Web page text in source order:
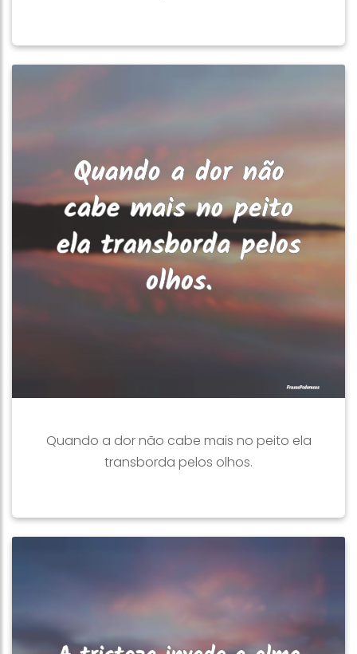
Quando a dor não cabe mais no peito ela
transborda pelos olhos.